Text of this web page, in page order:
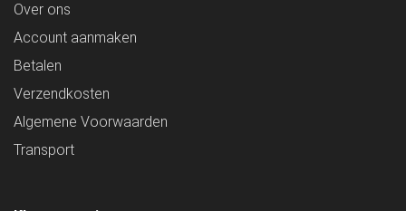
Over ons
Account aanmaken
Betalen
Verzendkosten
Algemene Voorwaarden
Transport